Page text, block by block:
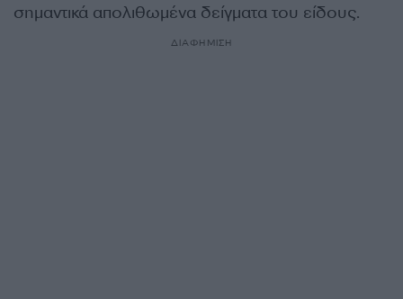
σημαντικά απολιθωμένα δείγματα του είδους.
ΔΙΑΦΗΜΙΣΗ